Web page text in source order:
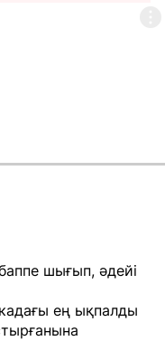
шығып, әдейі
ең ықпалды